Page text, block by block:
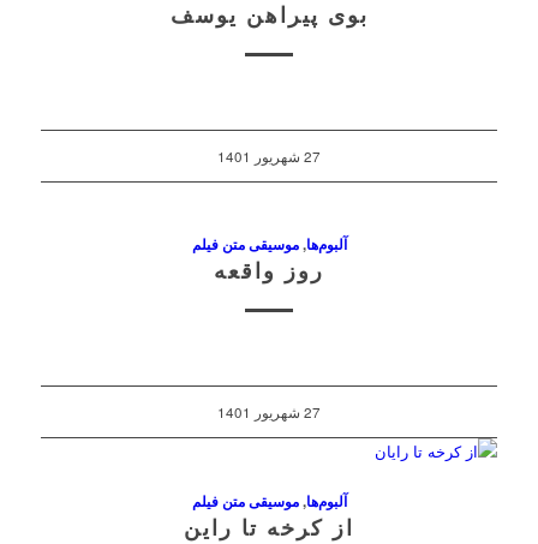
بوی پیراهن یوسف
27 شهریور 1401
آلبوم‌ها,موسیقی متن فیلم
روز واقعه
27 شهریور 1401
آلبوم‌ها,موسیقی متن فیلم
از کرخه تا راین